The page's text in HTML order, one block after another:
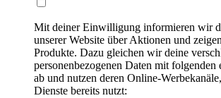
Mit deiner Einwilligung informieren wir
unserer Website über Aktionen und
Produkte. Dazu gleichen wir deine
personenbezogenen Daten mit folgenden
ab und nutzen deren Online-
Dienste bereits nutzt: